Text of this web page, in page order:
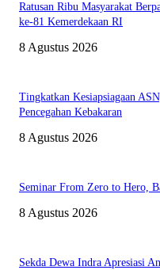
Ratusan Ribu Masyarakat
ke-81 Kemerdekaan RI
8 Agustus 2026
Tingkatkan Kesiapsiagaan
Pencegahan Kebakaran
8 Agustus 2026
Seminar From Zero to Hero,
8 Agustus 2026
Sekda Dewa Indra Apresiasi